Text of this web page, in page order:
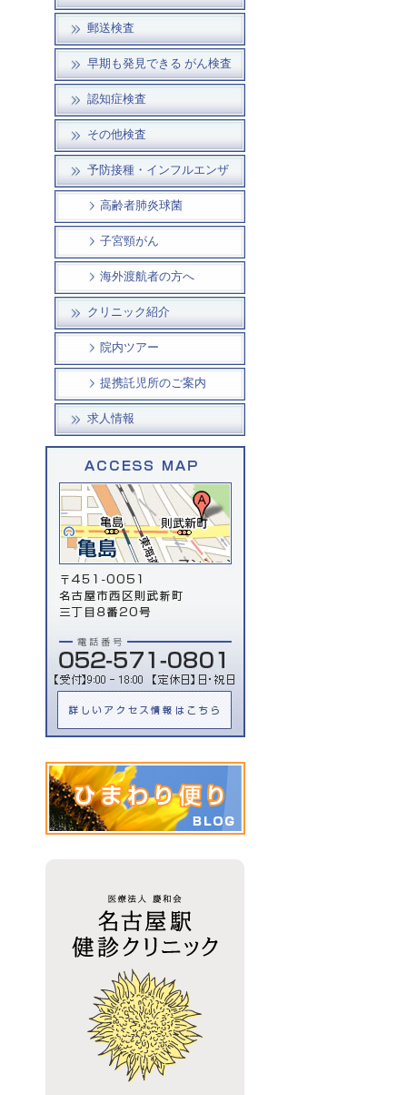
郵送検査
早期も発見できる がん検査
認知症検査
その他検査
予防接種・インフルエンザ
高齢者肺炎球菌
子宮頸がん
海外渡航者の方へ
クリニック紹介
院内ツアー
提携託児所のご案内
求人情報